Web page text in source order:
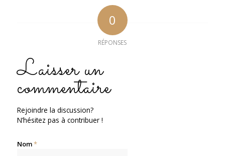
0
RÉPONSES
Laisser un
commentaire
Rejoindre la discussion?
N’hésitez pas à contribuer !
Nom*